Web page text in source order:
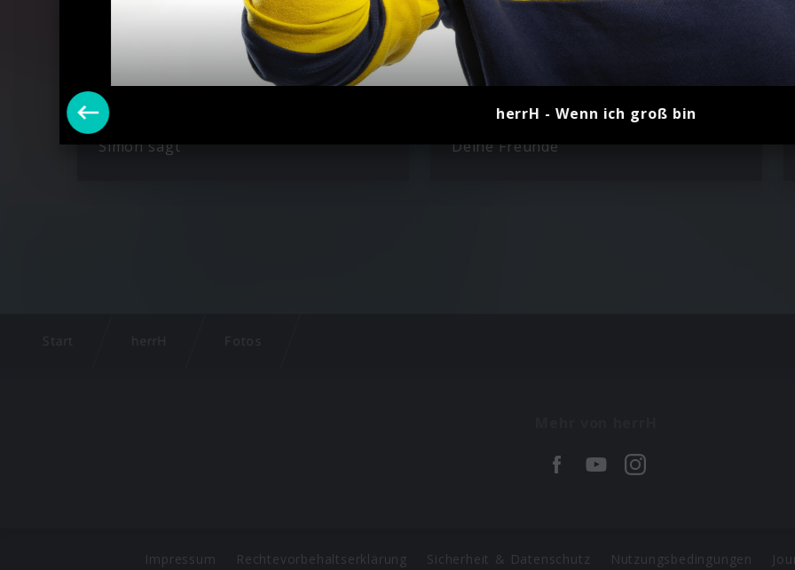
Simon sagt Deine Freunde
Start herrH Fotos
Impressum Rechtevorbehaltserklärung Sicherheit & Datenschutz Nutzungsbedingungen
herrH - Wenn ich groß bin